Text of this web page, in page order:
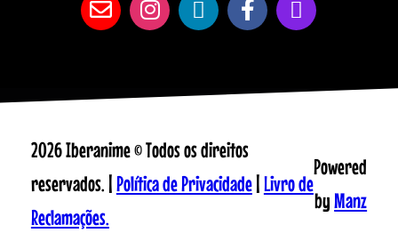
2026 Iberanime © Todos os direitos
reservados. |Política de Privacidade|Livro de
Reclamações.
Powered
byManz